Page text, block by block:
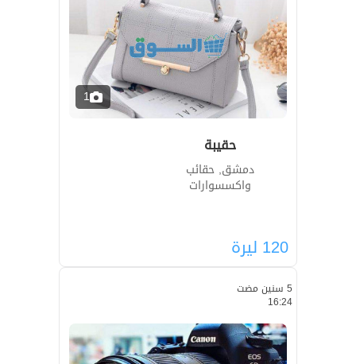
1
حقيبة
دمشق, حقائب
واكسسوارات
120 ليرة
5 سنين مضت
16:24